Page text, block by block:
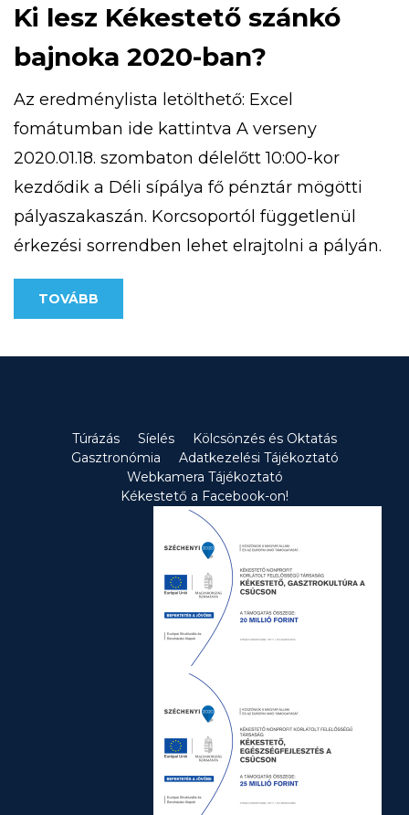
Ki lesz Kékestető szánkó
bajnoka 2020-ban?
Az eredménylista letölthető: Excel
fomátumban ide kattintva A verseny
2020.01.18. szombaton délelőtt 10:00-kor
kezdődik a Déli sípálya fő pénztár mögötti
pályaszakaszán. Korcsoportól függetlenül
érkezési sorrendben lehet elrajtolni a pályán.
A rendezvény 12:00 óráig tart.
Eredményhirdetés 13:00 órakor a HE-DO
1 személy tartózkodhat. A versenyre
TOVÁBB
Túrázás Síelés
Kölcsönzés és Oktatás
Gasztronómia
Adatkezelési Tájékoztató
Webkamera Tájékoztató
Kékestető a Facebook-on!